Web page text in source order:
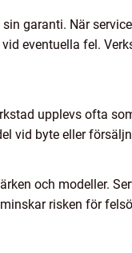
garanti. När
eventuella fel.
upplevs ofta
vid byte eller
och modeller.
risken för